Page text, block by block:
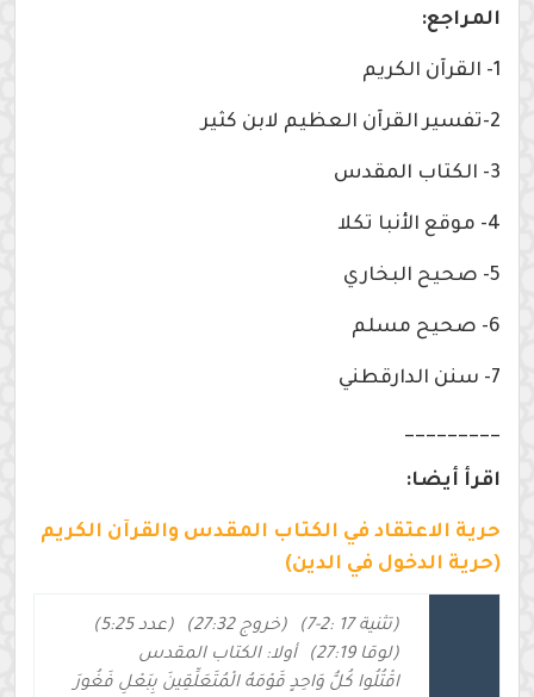
المراجع:
1- القرآن الكريم
2-تفسير القرآن العظيم لابن كثير
3- الكتاب المقدس
4- موقع الأنبا تكلا
5- صحيح البخاري
6- صحيح مسلم
7- سنن الدارقطني
_________
اقرأ أيضا:
حرية الاعتقاد في الكتاب المقدس والقرآن الكريم
(حرية الدخول في الدين)
(تثنية 17 :2-7) (خروج 27:32)
(عدد 5:25)
(لوقا 27:19)
أولا: الكتاب المقدس
اقْتُلُوا كُلُّ وَاحِدٍ قَوْمَهُ الْمُتَعَلِّقِينَ بِبَعْلِ فَغُورَ